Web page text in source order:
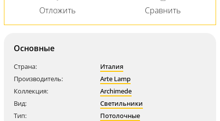
Основные
Страна:
Италия
Производитель:
Arte Lamp
Коллекция:
Archimede
Вид:
Светильники
Тип:
Потолочные